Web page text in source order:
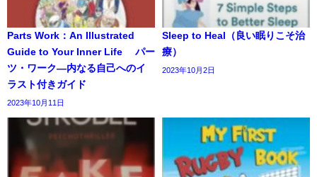
Parts Work：An Illustrated
Guide to Your Inner Life パー
ツ・ワーク―内なる自己へのイ
ラスト付きガイド
2023年10月11日
Sleep to Heal（良い眠りこそ治
療）
2023年10月2日